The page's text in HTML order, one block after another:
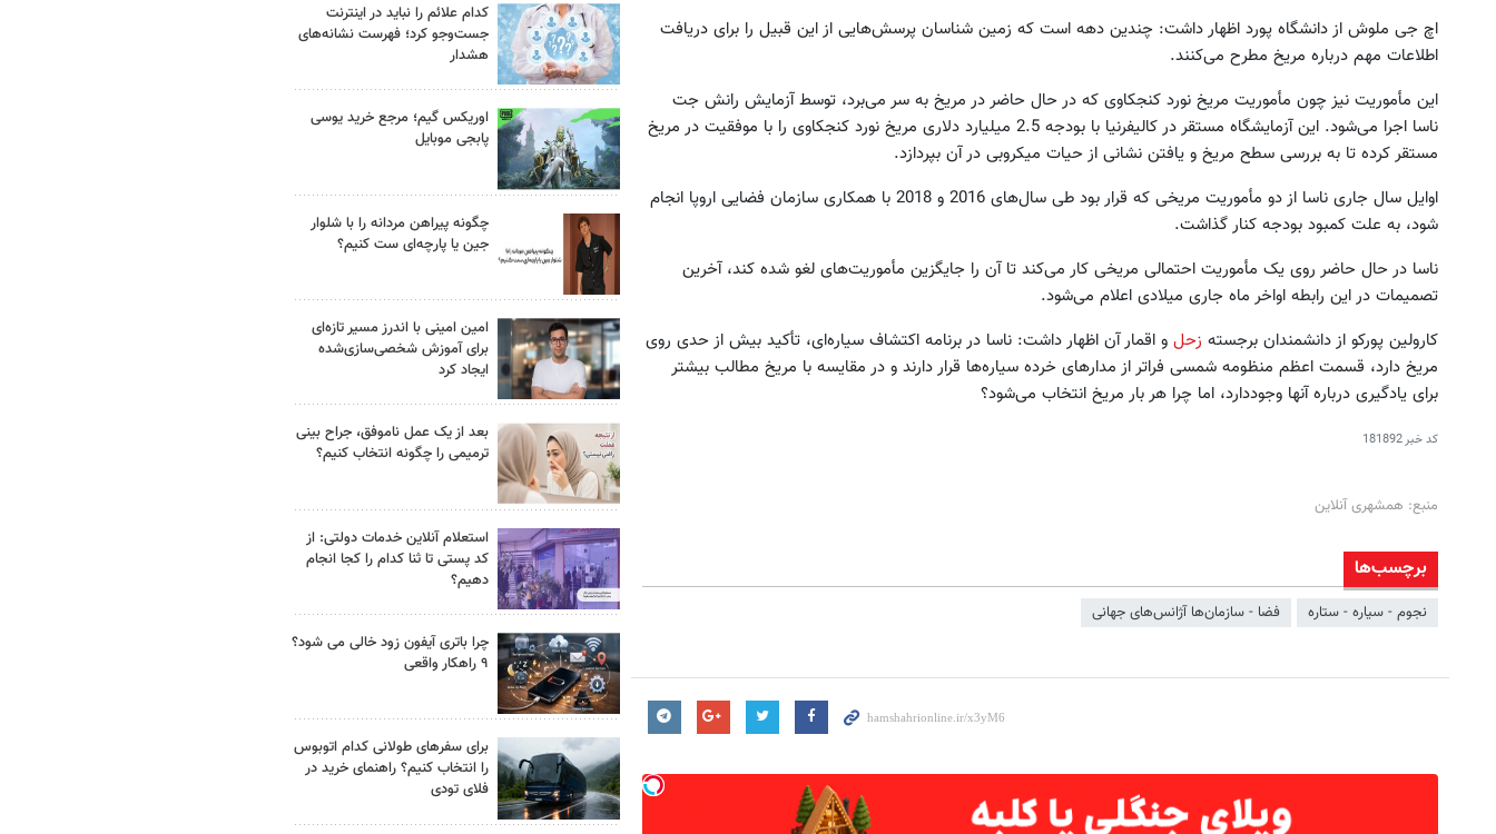
اچ جی ملوش از دانشگاه پورد اظهار داشت: چندین دهه است که زمین شناسان پرسش‌هایی از این قبیل را برای دریافت
اطلاعات مهم درباره مریخ مطرح می‌کنند.
این مأموریت نیز چون مأموریت مریخ نورد کنجکاوی که در حال حاضر در مریخ به سر می‌برد، توسط آزمایش رانش جت
ناسا اجرا می‌شود. این آزمایشگاه مستقر در کالیفرنیا با بودجه 2.5 میلیارد دلاری مریخ نورد کنجکاوی را با موفقیت در مریخ
مستقر کرده تا به بررسی سطح مریخ و یافتن نشانی از حیات میکروبی در آن بپردازد.
اوایل سال جاری ناسا از دو مأموریت مریخی که قرار بود طی سال‌های 2016 و 2018 با همکاری سازمان فضایی اروپا انجام
شود، به علت کمبود بودجه کنار گذاشت.
ناسا در حال حاضر روی یک مأموریت احتمالی مریخی کار می‌کند تا آن را جایگزین مأموریت‌های لغو شده کند، آخرین
تصمیمات در این رابطه اواخر ماه جاری میلادی اعلام می‌شود.
کارولین پورکو از دانشمندان برجسته زحل و اقمار آن اظهار داشت: ناسا در برنامه اکتشاف سیاره‌ای، تأکید بیش از حدی روی
مریخ دارد، قسمت اعظم منظومه شمسی فراتر از مدارهای خرده سیاره‌ها قرار دارند و در مقایسه با مریخ مطالب بیشتر
برای یادگیری درباره آنها وجوددارد، اما چرا هر بار مریخ انتخاب می‌شود؟
کد خبر181892
منبع: همشهری آنلاین
برچسب‌ها
نجوم - سیاره - ستاره فضا - سازمان‌ها آژانس‌های جهانی
کدام علائم را نباید در اینترنت
جست‌وجو کرد؛ فهرست نشانه‌های
هشدار
اوریکس گیم؛ مرجع خرید یوسی
پابجی موبایل
چگونه پیراهن مردانه را با شلوار
جین یا پارچه‌ای ست کنیم؟
امین امینی با اندرز مسیر تازه‌ای
برای آموزش شخصی‌سازی‌شده
ایجاد کرد
بعد از یک عمل ناموفق، جراح بینی
ترمیمی را چگونه انتخاب کنیم؟
استعلام آنلاین خدمات دولتی: از
کد پستی تا ثنا کدام را کجا انجام
دهیم؟
چرا باتری آیفون زود خالی می شود؟
۹ راهکار واقعی
برای سفرهای طولانی کدام اتوبوس
را انتخاب کنیم؟ راهنمای خرید در
فلای تودی